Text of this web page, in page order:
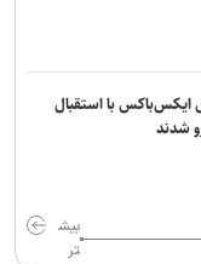
ایکس‌باکس با استقبال
شدند
بیش
تر